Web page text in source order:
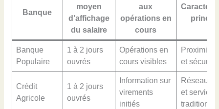
Banque
moyen
d’affichage
du salaire
aux
opérations en
cours
Banque
Populaire
1 à 2 jours
ouvrés
Opérations en
cours visibles
Proximité
et sécurité
Crédit
Agricole
1 à 2 jours
ouvrés
Information sur
virements
initiés
Réseau
et services